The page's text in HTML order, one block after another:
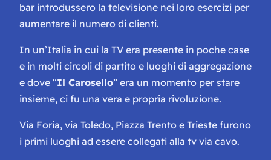
bar introdussero la televisione nei loro esercizi per
aumentare il numero di clienti.
In un’Italia in cui la TV era presente in poche case
e in molti circoli di partito e luoghi di aggregazione
e dove “Il Carosello” era un momento per stare
insieme, ci fu una vera e propria rivoluzione.
Via Foria, via Toledo, Piazza Trento e Trieste furono
i primi luoghi ad essere collegati alla tv via cavo.